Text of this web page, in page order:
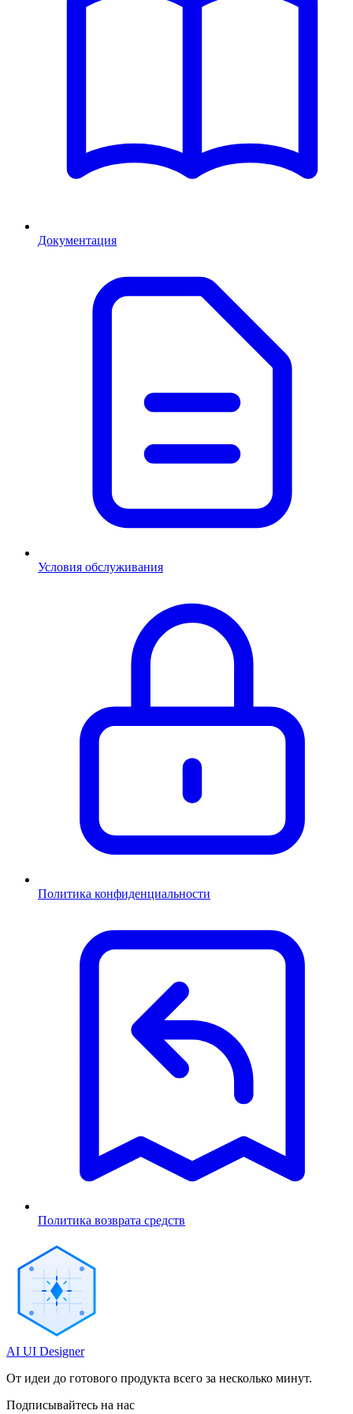
Документация
Условия обслуживания
Политика конфиденциальности
Политика возврата средств
AI UI Designer
От идеи до готового продукта всего за несколько минут.
Подписывайтесь на нас